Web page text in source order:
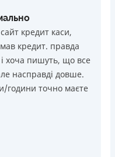
кредит каси,
кредит. правда
хоча пишуть, що все
насправді довше.
години точно маєте